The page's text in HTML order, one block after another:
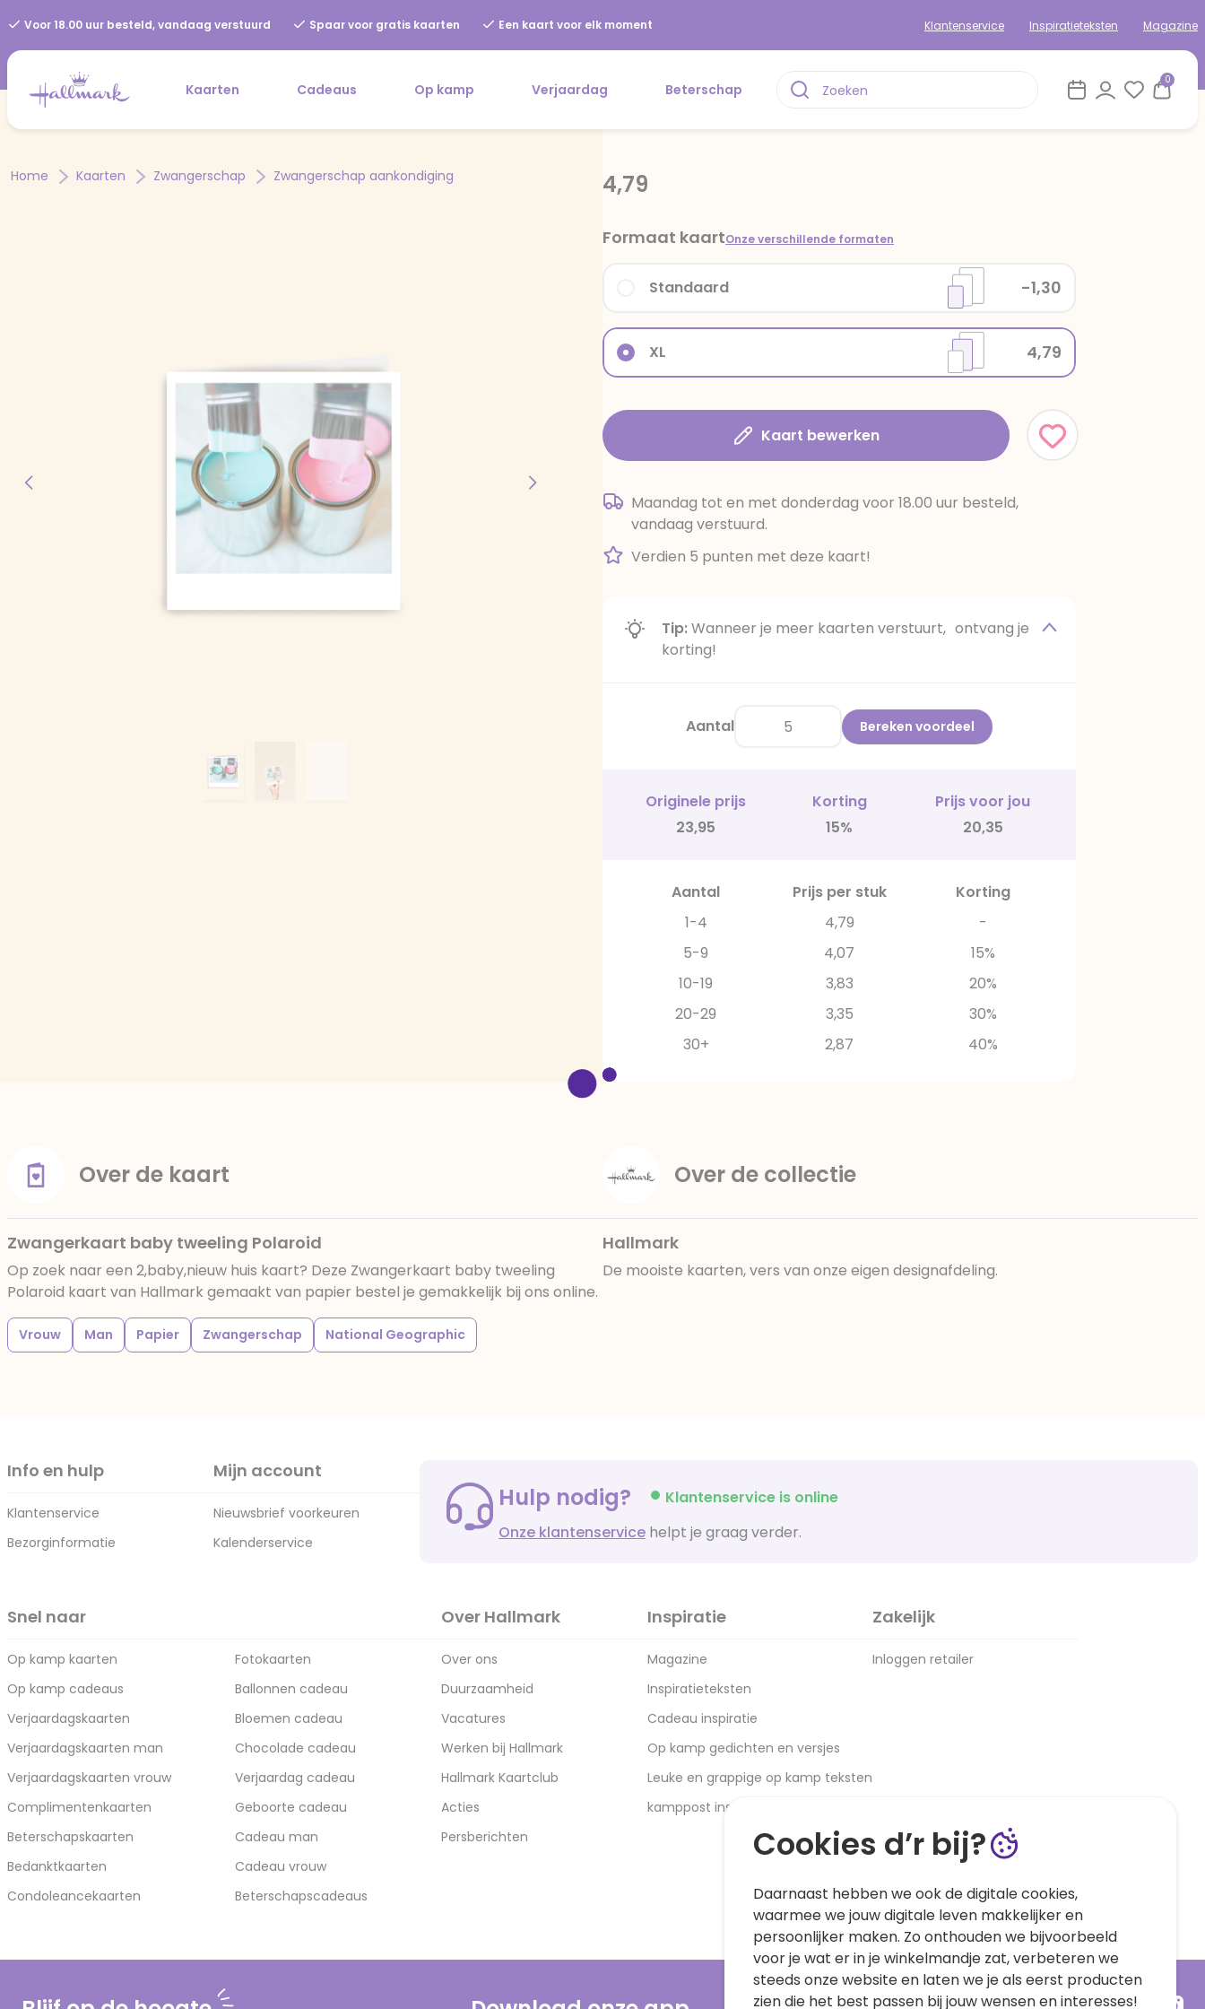
Voor 18.00 uur besteld, vandaag verstuurd Spaar voor gratis kaarten Een kaart voor elk moment Klantenservice Inspiratieteksten Magazine
Kaarten Cadeaus Op kamp Verjaardag Beterschap
0
Home Kaarten Zwangerschap Zwangerschap aankondiging 4,79
Formaat kaartOnze verschillende formaten
XL 4,79
Standaard -1,30
Kaart bewerken
Maandag tot en met donderdag voor 18.00 uur besteld,
vandaag verstuurd.
Verdien 5 punten met deze kaart!
Tip:Wanneer je meer kaarten verstuurt, ontvang je
korting!
Aantal Bereken voordeel
Originele prijs Korting
Prijs voor jou
23,95
15% 20,35
Aantal Prijs per stuk
Korting
1-4
4,79
-
5-9
4,07
15%
10-19
3,83
20%
20-29
3,35
30%
30+
2,87 40%
Over de kaart
Zwangerkaart baby tweeling Polaroid
Op zoek naar een 2,baby,nieuw huis kaart? Deze Zwangerkaart baby tweeling
Polaroid kaart van Hallmark gemaakt van papier bestel je gemakkelijk bij ons online.
Vrouw Man Papier Zwangerschap National Geographic
Over de collectie
Hallmark
De mooiste kaarten, vers van onze eigen designafdeling.
Info en hulp
Klantenservice
Bezorginformatie
Mijn account
Nieuwsbrief voorkeuren
Kalenderservice
Hulp nodig?
Klantenservice is online
Onze klantenservice helpt je graag verder.
Snel naar
Op kamp kaarten
Op kamp cadeaus
Verjaardagskaarten
Verjaardagskaarten man
Verjaardagskaarten vrouw
Complimentenkaarten
Beterschapskaarten
Bedanktkaarten
Condoleancekaarten
Fotokaarten
Ballonnen cadeau
Bloemen cadeau
Chocolade cadeau
Verjaardag cadeau
Geboorte cadeau
Cadeau man
Cadeau vrouw
Beterschapscadeaus
Over Hallmark
Over ons
Duurzaamheid
Vacatures
Werken bij Hallmark
Hallmark Kaartclub
Acties
Persberichten
Inspiratie
Magazine
Inspiratieteksten
Cadeau inspiratie
Op kamp gedichten en versjes
Leuke en grappige op kamp teksten
kamppost inspiratie
Zakelijk
Inloggen retailer
Cookies d’r bij?
Daarnaast hebben we ook de digitale cookies,
waarmee we jouw digitale leven makkelijker en
persoonlijker maken. Zo onthouden we bijvoorbeeld
voor je wat er in je winkelmandje zat, verbeteren we
steeds onze website en laten we je als eerst producten
zien die het best passen bij jouw wensen en interesses!